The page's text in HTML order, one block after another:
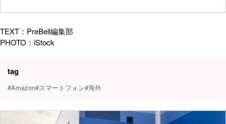
TEXT：PreBell編集部
PHOTO：iStock
tag
#Amazon#スマートフォン#海外